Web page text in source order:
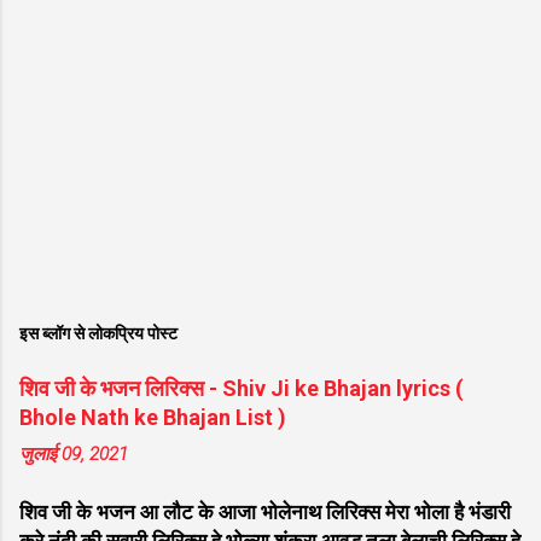
इस ब्लॉग से लोकप्रिय पोस्ट
शिव जी के भजन लिरिक्स - Shiv Ji ke Bhajan lyrics (
Bhole Nath ke Bhajan List )
जुलाई 09, 2021
शिव जी के भजन आ लौट के आजा भोलेनाथ लिरिक्स मेरा भोला है भंडारी